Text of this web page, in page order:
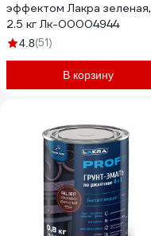
эффектом Лакра зеленая,
2.5 кг Лк-00004944
4.8(51)
В корзину